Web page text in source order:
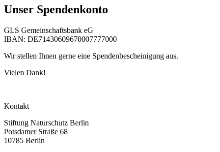
Unser Spendenkonto
GLS Gemeinschaftsbank eG
IBAN: DE71430609670007777000
Wir stellen Ihnen gerne eine Spendenbescheinigung aus.
Vielen Dank!
Kontakt
Stiftung Naturschutz Berlin
Potsdamer Straße 68
10785 Berlin